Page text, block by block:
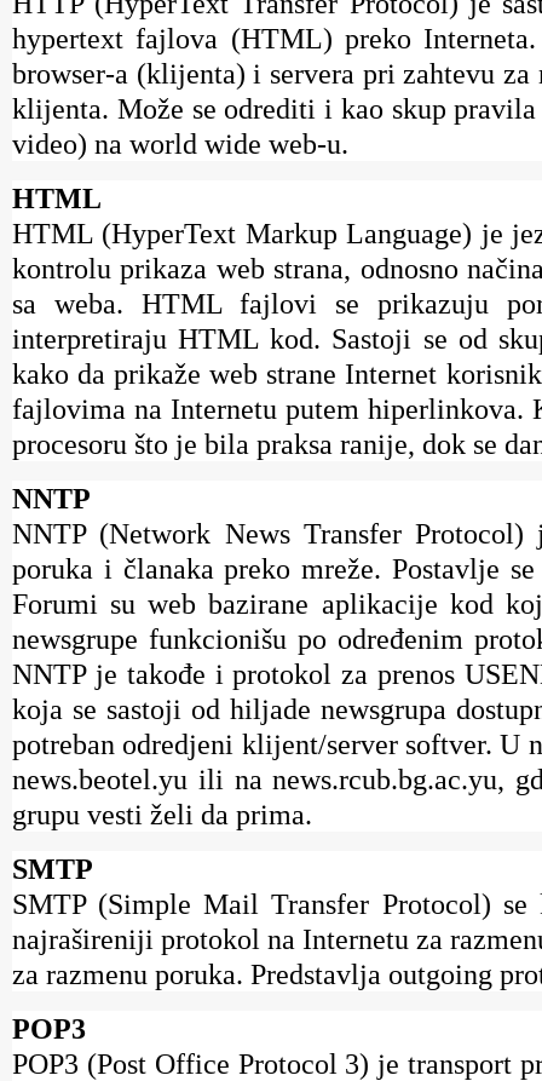
hypertext fajlova (HTML) preko
browser-a (klijenta) i servera pri zahtevu
klijenta. Može se odrediti i kao skup
video) na world wide web-u.
HTML
HTML (HyperText Markup Language) je
kontrolu prikaza web strana, odnosno
sa weba. HTML fajlovi se prikazuju
interpretiraju HTML kod. Sastoji se od
kako da prikaže web strane Internet
fajlovima na Internetu putem
procesoru što je bila praksa ranije, dok se
NNTP
NNTP (Network News Transfer
poruka i članaka preko mreže. Postavlje
Forumi su web bazirane aplikacije kod
newsgrupe funkcionišu po određenim
NNTP je takođe i protokol za prenos
koja se sastoji od hiljade newsgrupa
potreban odredjeni klijent/server softver.
news.beotel.yu ili na news.rcub.bg.ac.yu,
grupu vesti želi da prima.
SMTP
SMTP (Simple Mail Transfer Protocol)
najrašireniji protokol na Internetu za
za razmenu poruka. Predstavlja outgoing
POP3
POP3 (Post Office Protocol 3) je